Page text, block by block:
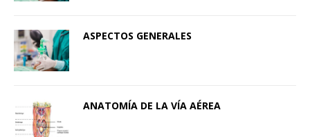
ASPECTOS GENERALES
ANATOMÍA DE LA VÍA AÉREA